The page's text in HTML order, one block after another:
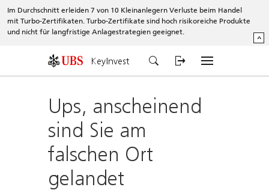
Im Durchschnitt erleiden 7 von 10 Kleinanlegern Verluste beim Handel
mit Turbo-Zertifikaten. Turbo-Zertifikate sind hoch risikoreiche Produkte
und nicht für langfristige Anlagestrategien geeignet.
^
KeyInvest
Ups, anscheinend
sind Sie am
falschen Ort
gelandet